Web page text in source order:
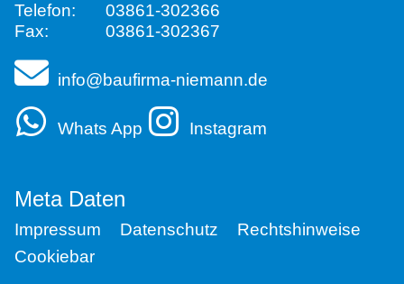
Telefon:
03861-302366
Fax:
03861-302367
info@baufirma-niemann.de
Whats App Instagram
Meta Daten
Impressum Datenschutz
Rechtshinweise
Cookiebar